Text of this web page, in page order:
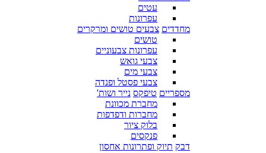
עטים
עפרונות
מחדדים צבעים טושים ומרקרים
טושים
עפרונות צבעוניים
צבעי גואש
צבעי מים
צבעי פסטל ופנדה
מספריים טיפקס נייר ושות'
מחברת מכוונת
מחברות ודפדפות
בלוק ציור
פנקסים
דבק תיוק ופתרונות אחסון